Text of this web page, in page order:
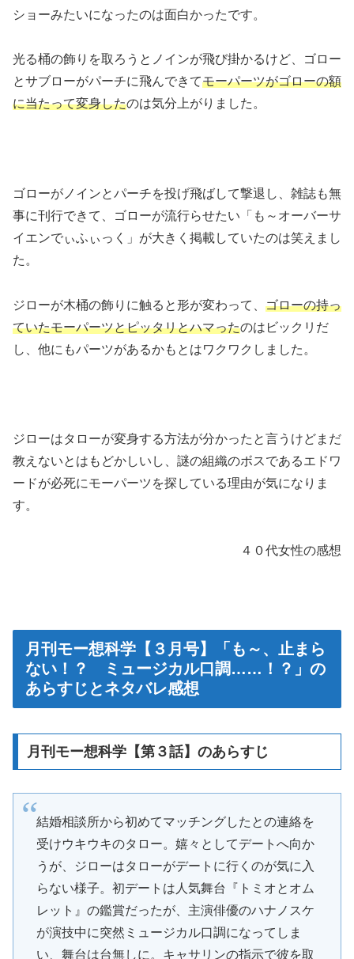
ショーみたいになったのは面白かったです。
光る桶の飾りを取ろうとノインが飛び掛かるけど、ゴロー
とサブローがパーチに飛んできてモーパーツがゴローの額
に当たって変身したのは気分上がりました。
ゴローがノインとパーチを投げ飛ばして撃退し、雑誌も無
事に刊行できて、ゴローが流行らせたい「も～オーバーサ
イエンでぃふぃっく」が大きく掲載していたのは笑えまし
た。
ジローが木桶の飾りに触ると形が変わって、 ゴローの持っ
ていたモーパーツとピッタリとハマったのはビックリだ
し、他にもパーツがあるかもとはワクワクしました。
ジローはタローが変身する方法が分かったと言うけどまだ
教えないとはもどかしいし、謎の組織のボスであるエドワ
ードが必死にモーパーツを探している理由が気になりま
す。
４０代女性の感想
月刊モー想科学【３月号】「も～、止まら
ない！？ ミュージカル口調……！？」の
あらすじとネタバレ感想
月刊モー想科学【第３話】のあらすじ
結婚相談所から初めてマッチングしたとの連絡を
受けウキウキのタロー。嬉々としてデートへ向か
うが、ジローはタローがデートに行くのが気に入
らない様子。初デートは人気舞台『トミオとオム
レット』の鑑賞だったが、主演俳優のハナノスケ
が演技中に突然ミュージカル口調になってしま
い、舞台は台無しに。キャサリンの指示で彼を取